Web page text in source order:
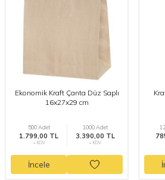
Ekonomik Kraft Çanta Düz Saplı
16x27x29 cm
500 Adet
1.799,00 TL
+ KDV
1000 Adet
3.390,00 TL
+ KDV
İncele